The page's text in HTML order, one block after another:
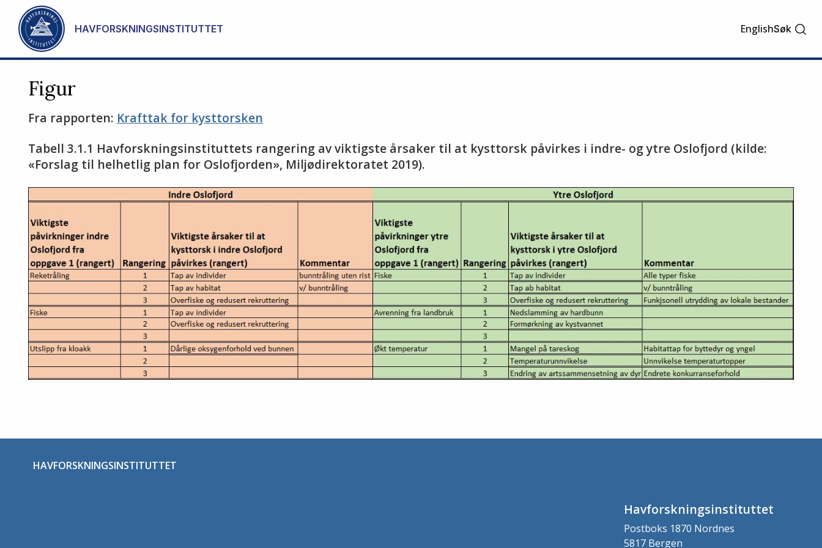
Gå til hovedinnhold
HAVFORSKNINGSINSTITUTTET EnglishSøk
Figur
Fra rapporten: Krafttak for kysttorsken
Tabell 3.1.1 Havforskningsinstituttets rangering av viktigste årsaker til at kysttorsk påvirkes i indre- og ytre Oslofjord (kilde:
«Forslag til helhetlig plan for Oslofjorden», Miljødirektoratet 2019).
HAVFORSKNINGSINSTITUTTET
Havforskningsinstituttet
Postboks 1870 Nordnes
5817 Bergen